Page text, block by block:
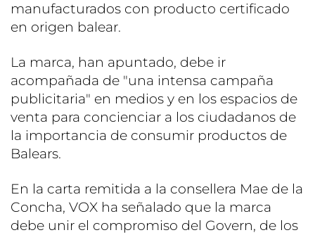
manufacturados con producto certificado
en origen balear.
La marca, han apuntado, debe ir
acompañada de "una intensa campaña
publicitaria" en medios y en los espacios de
venta para concienciar a los ciudadanos de
la importancia de consumir productos de
Balears.
En la carta remitida a la consellera Mae de la
Concha, VOX ha señalado que la marca
debe unir el compromiso del Govern, de los